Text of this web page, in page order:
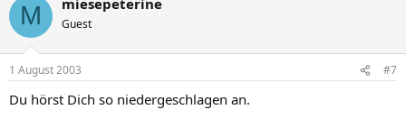
M Guest
1 August 2003 #7
Du hörst Dich so niedergeschlagen an.